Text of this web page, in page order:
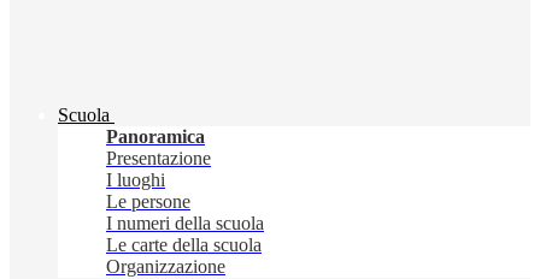
Scuola
Panoramica
Presentazione
I luoghi
Le persone
I numeri della scuola
Le carte della scuola
Organizzazione